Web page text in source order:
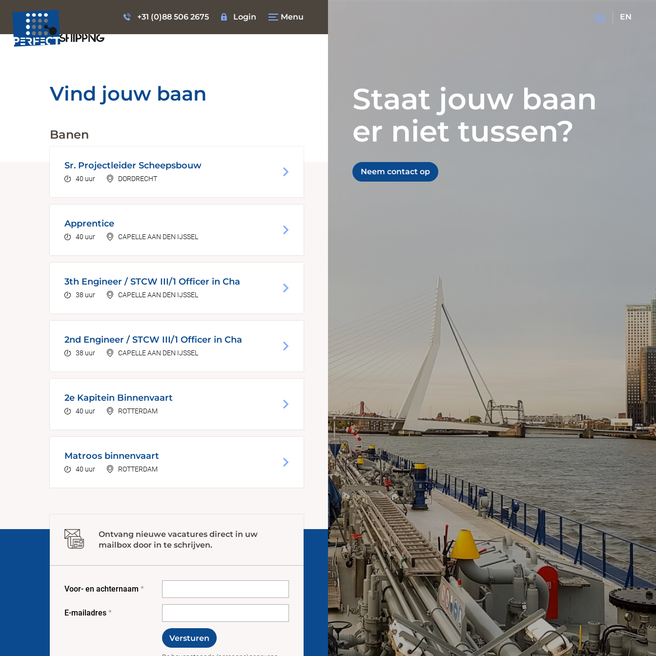
+31 (0)88 506 2675 Login Menu NL EN
Vind jouw baan
Banen
Sr. Projectleider Scheepsbouw
40 uur DORDRECHT
Apprentice
40 uur CAPELLE AAN DEN IJSSEL
3th Engineer / STCW III/1 Officer in Cha
38 uur CAPELLE AAN DEN IJSSEL
2nd Engineer / STCW III/1 Officer in Cha
38 uur CAPELLE AAN DEN IJSSEL
2e Kapitein Binnenvaart
40 uur ROTTERDAM
Matroos binnenvaart
40 uur ROTTERDAM
Ontvang nieuwe vacatures direct in uw
mailbox door in te schrijven.
Voor- en achternaam *
E-mailadres *
Versturen
Staat jouw baan
er niet tussen?
Neem contact op